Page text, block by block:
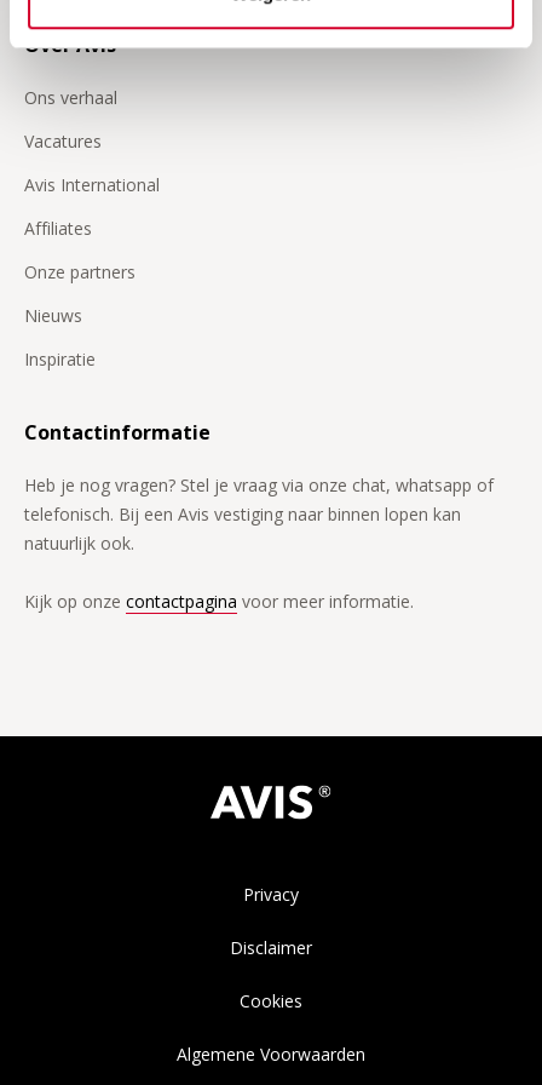
Over Avis
Ons verhaal
Vacatures
Avis International
Affiliates
Onze partners
Nieuws
Inspiratie
Contactinformatie
Heb je nog vragen? Stel je vraag via onze chat, whatsapp of
telefonisch. Bij een Avis vestiging naar binnen lopen kan
natuurlijk ook.
Kijk op onze contactpagina voor meer informatie.
Privacy
Disclaimer
Cookies
Algemene Voorwaarden